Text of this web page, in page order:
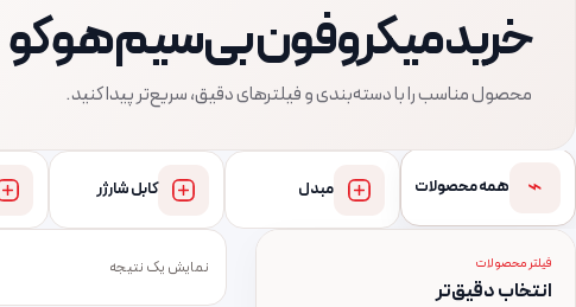
خرید میکروفون بی‌سیم هوکو
محصول مناسب را با دسته‌بندی و فیلترهای دقیق، سریع‌تر پیدا کنید.
⌁ همه محصولات مبدل کابل شارژر
فیلتر محصولات
انتخاب دقیق‌تر
نمایش یک نتیجه